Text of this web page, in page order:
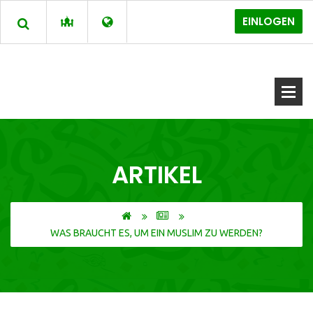
EINLOGEN
ARTIKEL
WAS BRAUCHT ES, UM EIN MUSLIM ZU WERDEN?